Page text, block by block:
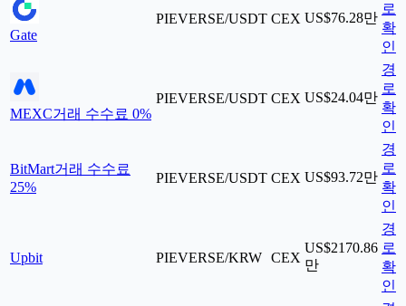
Gate
PIEVERSE/USDT CEX US$76.28만
로
확
인
MEXC거래 수수료 0%
PIEVERSE/USDT CEX US$24.04만
경
로
확
인
BitMart거래 수수료
25%
PIEVERSE/USDT CEX US$93.72만
경
로
확
인
Upbit PIEVERSE/KRW CEX
US$2170.86
만
경
로
확
인